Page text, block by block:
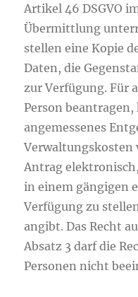
Artikel 46 DSGVO
Übermittlung
stellen eine Kopie
Daten, die
zur Verfügung. Für
Person
angemessenes
Verwaltungskosten
Antrag
in einem gängigen
Verfügung zu
angibt. Das Recht
Absatz 3 darf die
Personen nicht